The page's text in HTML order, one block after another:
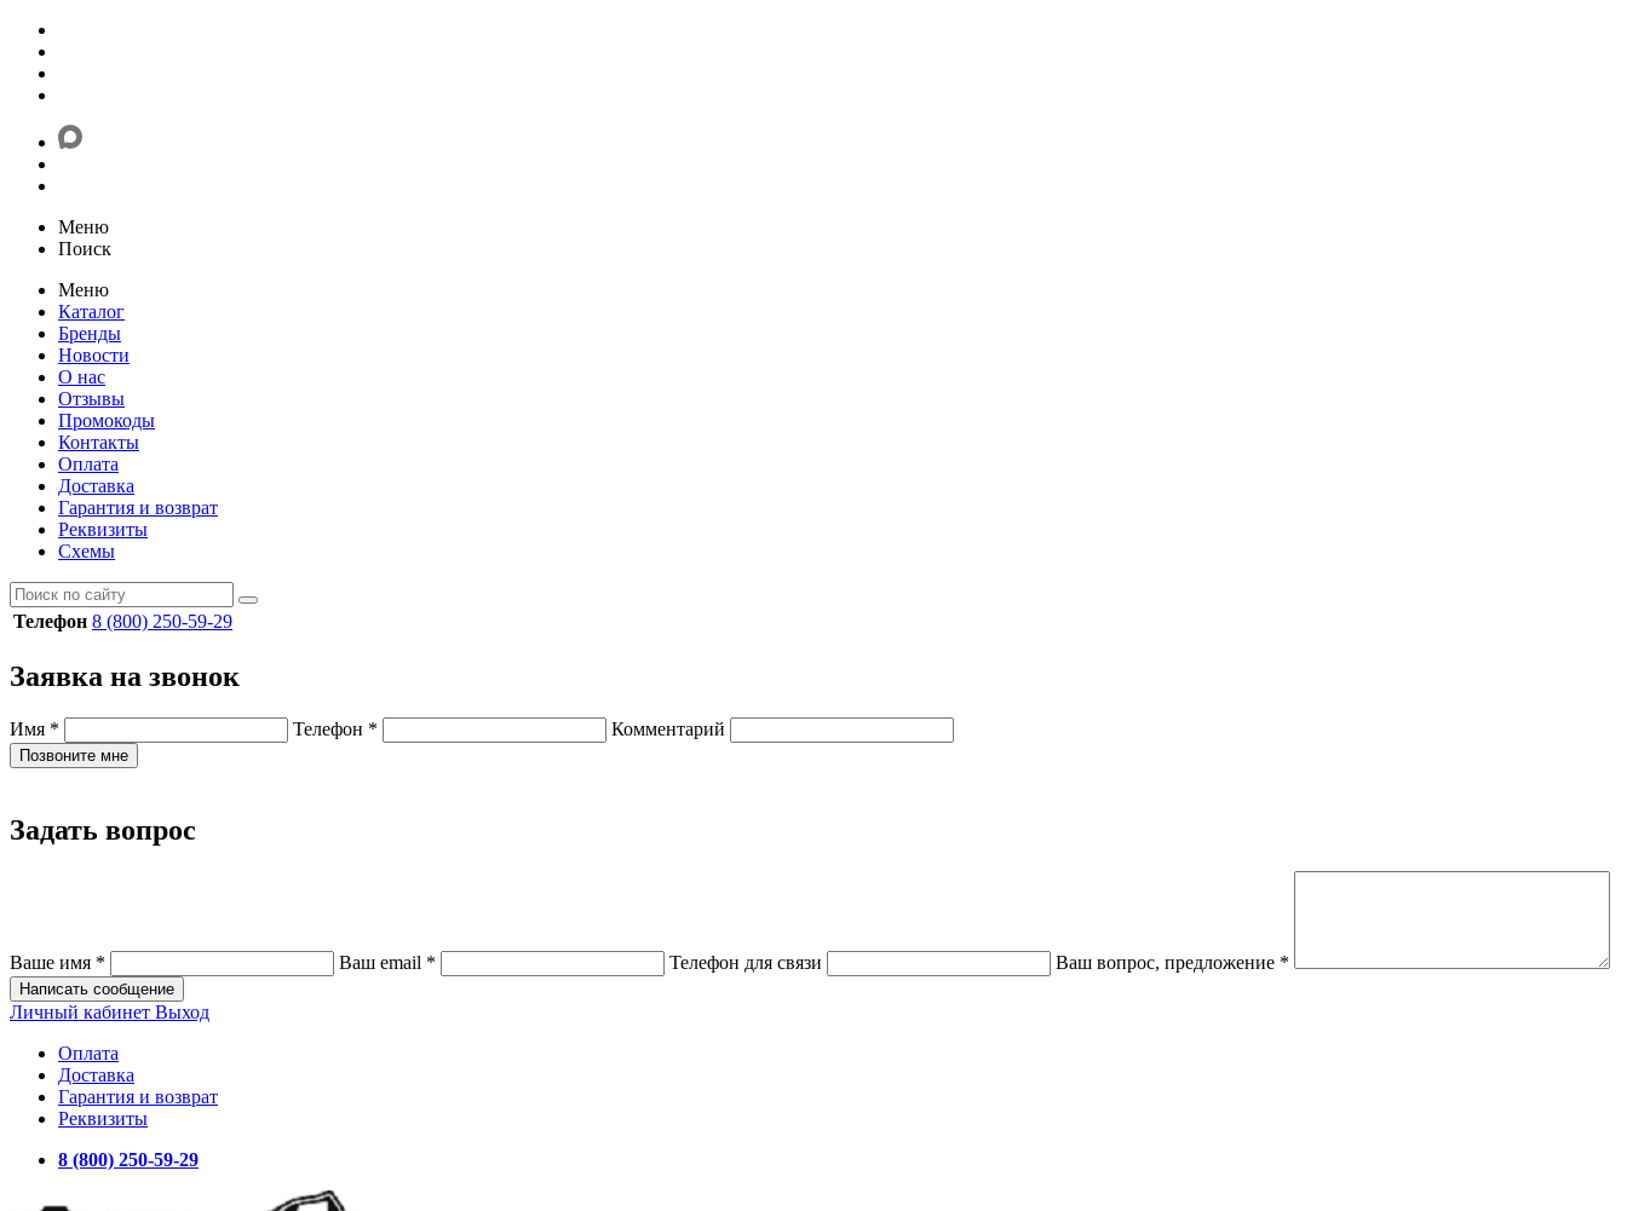
Меню
Поиск
Меню
Каталог
Бренды
Новости
О нас
Отзывы
Промокоды
Контакты
Оплата
Доставка
Гарантия и возврат
Реквизиты
Схемы
Телефон 8 (800) 250-59-29
Заявка на звонок
Имя * Телефон * Комментарий
Позвоните мне
Задать вопрос
Ваше имя * Ваш email * Телефон для связи Ваш вопрос, предложение *
Написать сообщение
Личный кабинет Выход
Оплата
Доставка
Гарантия и возврат
Реквизиты
8 (800) 250-59-29